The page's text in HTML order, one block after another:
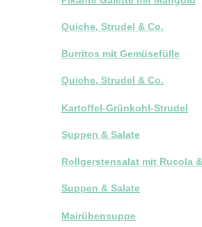
Quiche, Strudel & Co.
Burritos mit Gemüsefülle
Quiche, Strudel & Co.
Kartoffel-Grünkohl-Strudel
Suppen & Salate
Rollgerstensalat mit Rucola
Suppen & Salate
Mairübensuppe